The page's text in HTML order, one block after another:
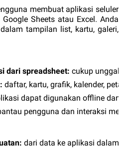
membuat aplikasi seluler
Sheets atau Excel. Anda
tampilan list, kartu, galeri,
dari spreadsheet: cukup unggah
daftar, kartu, grafik, kalender,
dapat digunakan offline dan
pengguna dan interaksi
dari data ke aplikasi dalam